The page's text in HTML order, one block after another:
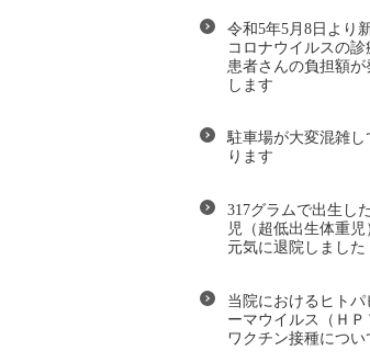
令和5年5月8日より
コロナウイルスの診
患者さんの負担額が
します
駐車場が大変混雑し
ります
317グラムで出生し
児（超低出生体重児
元気に退院しました
当院におけるヒトパ
ーマウイルス（ＨＰ
ワクチン接種につい